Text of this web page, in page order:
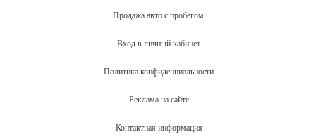
Продажа авто с пробегом
Вход в личный кабинет
Политика конфиденциальности
Реклама на сайте
Контактная информация